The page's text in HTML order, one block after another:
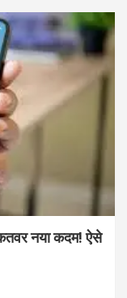
नया कदम! ऐसे